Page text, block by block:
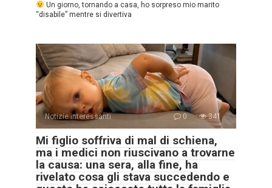
Un giorno, tornando a casa, ho sorpreso mio marito
“disabile” mentre si divertiva
Notizie interessanti 0 341
Mi figlio soffriva di mal di schiena,
ma i medici non riuscivano a trovarne
la causa: una sera, alla fine, ha
rivelato cosa gli stava succedendo e